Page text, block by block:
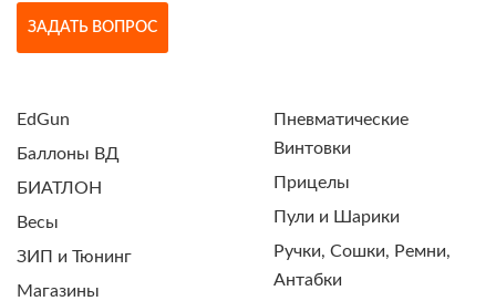
ЗАДАТЬ ВОПРОС
EdGun
Баллоны ВД
БИАТЛОН
Весы
ЗИП и Тюнинг
Магазины
Пневматические
Винтовки
Прицелы
Пули и Шарики
Ручки, Сошки, Ремни,
Антабки